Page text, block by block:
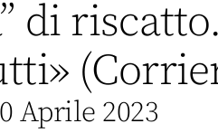
di
Aprile 2023